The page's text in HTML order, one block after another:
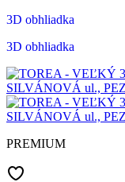
3D obhliadka
3D obhliadka
PREMIUM